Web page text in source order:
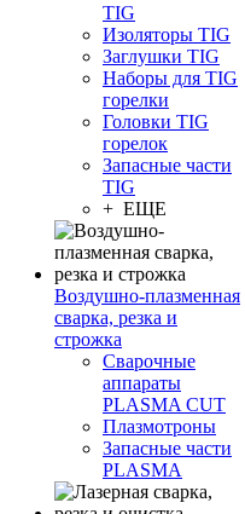
TIG
Изоляторы TIG
Заглушки TIG
Наборы для TIG
горелки
Головки TIG
горелок
Запасные части
TIG
+ ЕЩЕ
Воздушно-плазменная
сварка, резка и
строжка
Сварочные
аппараты
PLASMA CUT
Плазмотроны
Запасные части
PLASMA